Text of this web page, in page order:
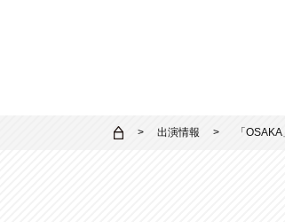
出演情報 「 OSAKA